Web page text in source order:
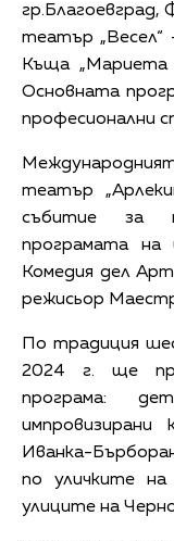
гр.Благоевград,
театър „Весел“
Къща „Мариета
Основната
професионални
театър
събитие за
програмата на
Комедия дел
режисьор
По традиция
2024 г. ще
програма:
импровизирани
Иванка-
по уличките
улиците на